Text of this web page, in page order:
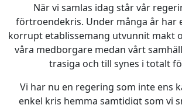
När vi samlas idag står vår
förtroendekris. Under många år har
korrupt etablissemang utvunnit makt
våra medborgare medan vårt
trasiga och till synes i totalt
Vi har nu en regering som inte ens
enkel kris hemma samtidigt som vi